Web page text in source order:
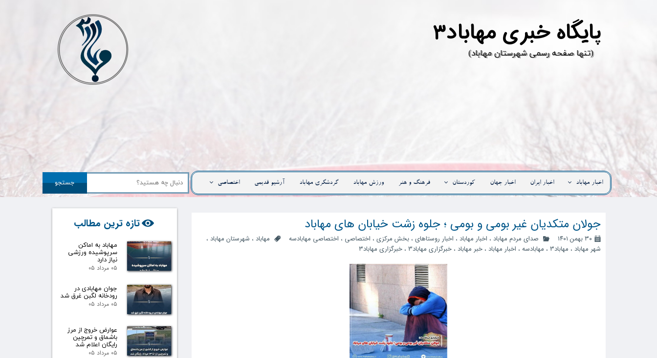
پ
​(تنها صفحه رسمی شهرستان مهاباد)
اخبار مهاباد اخبار ایران اخبار جهان کوردستان فرهنگ و هنر ورزش مهاباد گردشگری مهاباد آرشیو قدیمی اختصاصی جستجو
جولان متکدیان غیر بومی و بومی ؛ جلوه زشت خیابان های مهاباد
۳۰ بهمن ۱۴۰۱ صدای مردم مهاباد ، اخبار مهاباد ، اخبار روستاهای ،بخش مرکزی ، اختصاصی ، اختصاصی مهابادسه مهاباد ، شهرستان مهاباد ،
شهر مهاباد ، مهاباد3 ، مهابادسه ، اخبار مهاباد ،خبر مهاباد ،خبرگزاری مهاباد3 ،خبرگزاری مهاباد۳
تازه ترین مطالب
مهاباد به اماکن
سرپوشیده ورزشی
نیاز دارد
۰۵ مرداد ۰۵
جوان مهابادی در
رودخانه لگبن غرق شد
۰۵ مرداد ۰۵
عوارض خروج از مرز
باشماق و تمرچین
رایگان اعلام شد
۰۵ مرداد ۰۵